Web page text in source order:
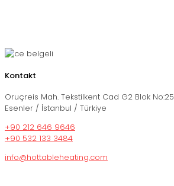
Kontakt
Oruçreis Mah. Tekstilkent Cad G2 Blok No:25
Esenler / İstanbul / Türkiye
+90 212 646 9646
+90 532 133 3484
info@hottableheating.com